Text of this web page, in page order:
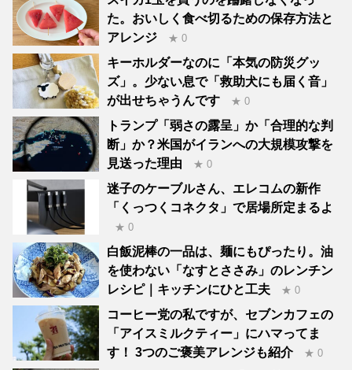
た。おいしく食べ切るための保存方法と
アレンジ
★ 0
キーホルダーなのに「本気の防災グッ
ズ」。少ない息で「救助犬にも届く音」
が出せちゃうんです
★ 0
トランプ「弱さの露呈」か「合理的な判
断」か？米国がイランへの大規模攻撃を
見送った理由
★ 0
迷子のケーブルさん、エレコムの新作
「くっつくコネクタ」で居場所定まるよ
★ 0
白飯泥棒の一品は、麺にもぴったり。油
を使わない「なすとささみ」のレンチン
レシピ｜キッチンにひと工夫
★ 0
コーヒー党の私ですが、セブンカフェの
「アイスミルクティー」にハマってま
す！ 3つのご褒美アレンジも紹介
★ 0